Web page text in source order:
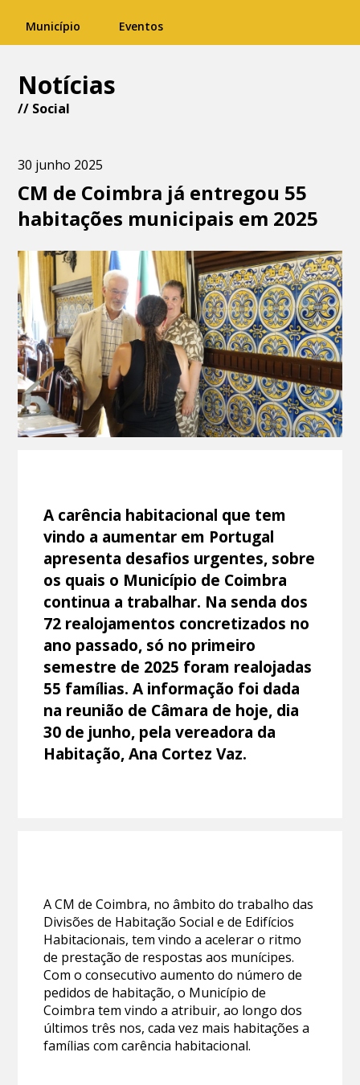
Município Eventos
Notícias
// Social
30 junho 2025
CM de Coimbra já entregou 55
habitações municipais em 2025
A carência habitacional que tem
vindo a aumentar em Portugal
apresenta desafios urgentes, sobre
os quais o Município de Coimbra
continua a trabalhar. Na senda dos
72 realojamentos concretizados no
ano passado, só no primeiro
semestre de 2025 foram realojadas
55 famílias. A informação foi dada
na reunião de Câmara de hoje, dia
30 de junho, pela vereadora da
Habitação, Ana Cortez Vaz.
A CM de Coimbra, no âmbito do trabalho das
Divisões de Habitação Social e de Edifícios
Habitacionais, tem vindo a acelerar o ritmo
de prestação de respostas aos munícipes.
Com o consecutivo aumento do número de
pedidos de habitação, o Município de
Coimbra tem vindo a atribuir, ao longo dos
últimos três nos, cada vez mais habitações a
famílias com carência habitacional.